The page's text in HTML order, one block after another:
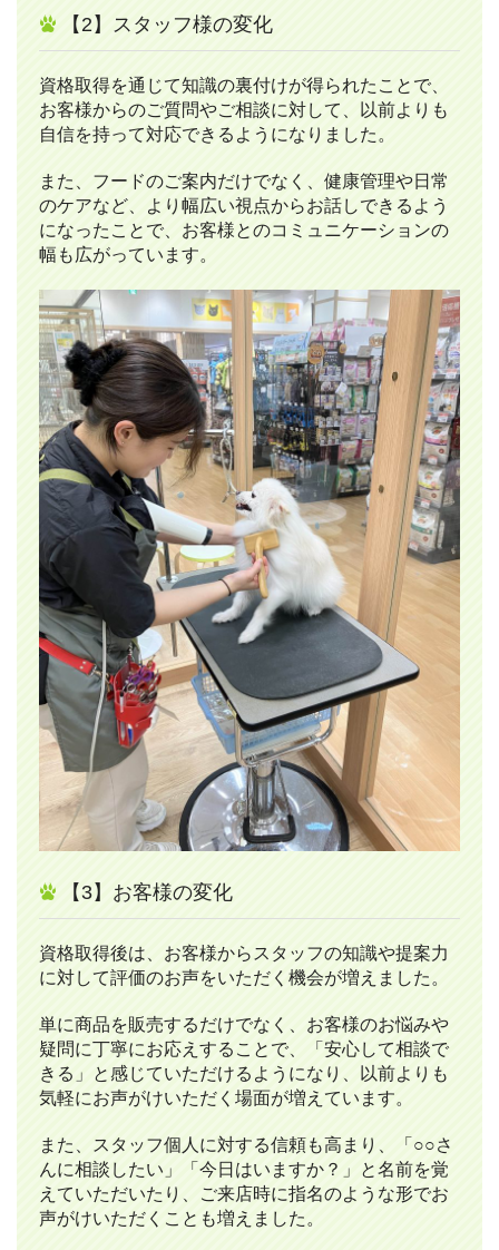
【2】スタッフ様の変化
資格取得を通じて知識の裏付けが得られたことで、
お客様からのご質問やご相談に対して、以前よりも
自信を持って対応できるようになりました。
また、フードのご案内だけでなく、健康管理や日常
のケアなど、より幅広い視点からお話しできるよう
になったことで、お客様とのコミュニケーションの
幅も広がっています。
【3】お客様の変化
資格取得後は、お客様からスタッフの知識や提案力
に対して評価のお声をいただく機会が増えました。
単に商品を販売するだけでなく、お客様のお悩みや
疑問に丁寧にお応えすることで、「安心して相談で
きる」と感じていただけるようになり、以前よりも
気軽にお声がけいただく場面が増えています。
また、スタッフ個人に対する信頼も高まり、「○○さ
んに相談したい」「今日はいますか？」と名前を覚
えていただいたり、ご来店時に指名のような形でお
声がけいただくことも増えました。